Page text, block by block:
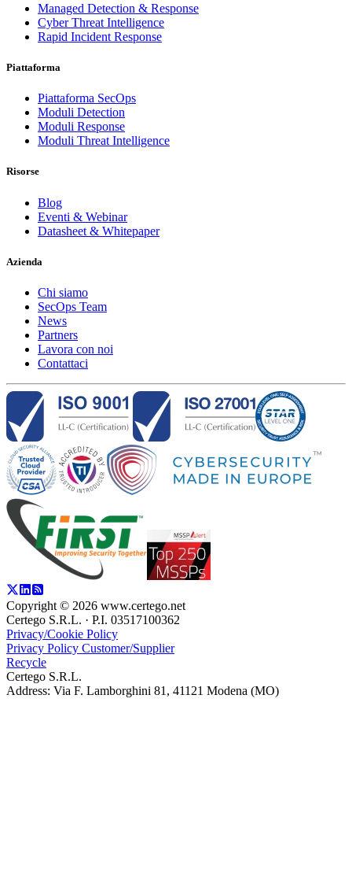
Managed Detection & Response
Cyber Threat Intelligence
Rapid Incident Response
Piattaforma
Piattaforma SecOps
Moduli Detection
Moduli Response
Moduli Threat Intelligence
Risorse
Blog
Eventi & Webinar
Datasheet & Whitepaper
Azienda
Chi siamo
SecOps Team
News
Partners
Lavora con noi
Contattaci
Copyright © 2026 www.certego.net
Certego S.R.L. · P.I. 03517100362
Privacy/Cookie Policy
Privacy Policy Customer/Supplier
Recycle
Certego S.R.L.
Address: Via F. Lamborghini 81, 41121 Modena (MO)